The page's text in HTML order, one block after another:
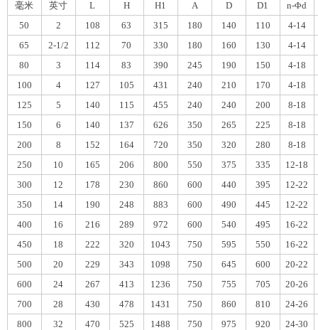
毫米 英寸 L H H1 A D D1
n-Φd
50
2 108 63 315 180 140 110
4-14
65
2-1/2 112 70 330 180 160 130
4-14
80
3 114 83 390 245 190 150
4-18
100
4 127 105 431 240 210 170
4-18
125
5 140 115 455 240 240 200
8-18
150
6 140 137 626 350 265 225
8-18
200
8 152 164 720 350 320 280
8-18
250
10 165 206 800 550 375 335
12-18
300
12 178 230 860 600 440 395
12-22
350
14 190 248 883 600 490 445
12-22
400
16 216 289 972 600 540 495
16-22
450
18 222 320 1043 750 595 550
16-22
500
20 229 343 1098 750 645 600
20-22
600
24 267 413 1236 750 755 705
20-26
700
28 430 478 1431 750 860 810
24-26
800
32 470 525 1488 750 975 920
24-30